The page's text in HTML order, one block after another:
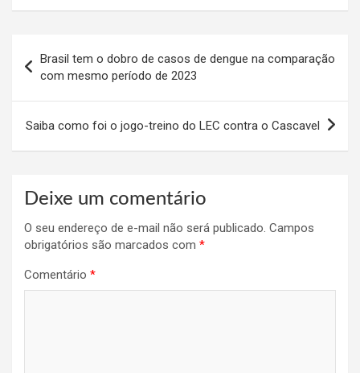
de
Post
Brasil tem o dobro de casos de dengue na comparação
com mesmo período de 2023
Saiba como foi o jogo-treino do LEC contra o Cascavel
Deixe um comentário
O seu endereço de e-mail não será publicado. Campos
obrigatórios são marcados com *
Comentário *